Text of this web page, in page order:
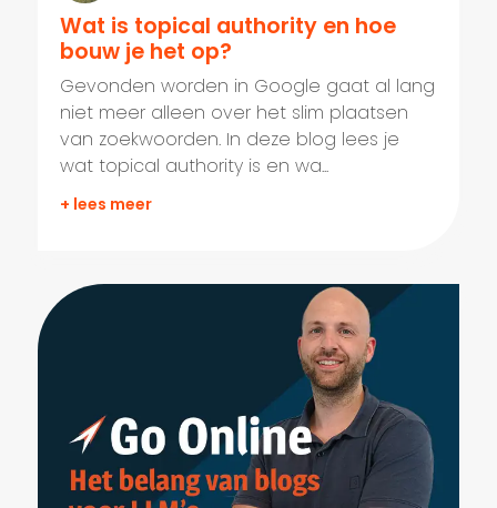
Wat is topical authority en hoe
bouw je het op?
Gevonden worden in Google gaat al lang
niet meer alleen over het slim plaatsen
van zoekwoorden. In deze blog lees je
wat topical authority is en wa...
+ lees meer